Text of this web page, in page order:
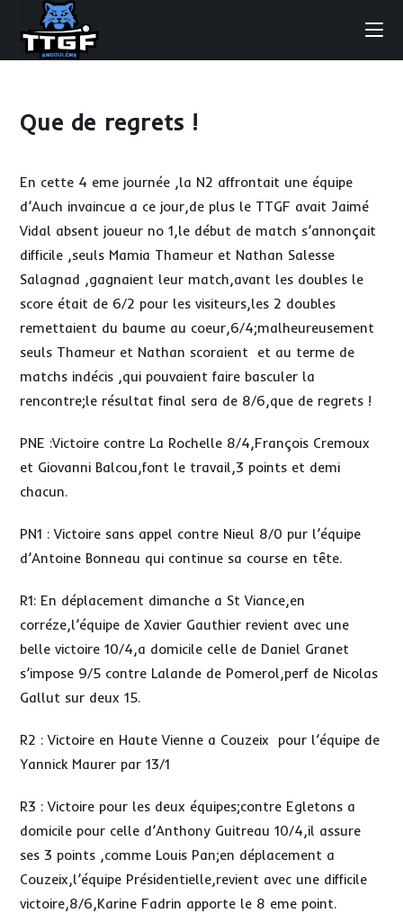
content
Que de regrets !
En cette 4 eme journée ,la N2 affrontait une équipe
d’Auch invaincue a ce jour,de plus le TTGF avait Jaimé
Vidal absent joueur no 1,le début de match s’annonçait
difficile ,seuls Mamia Thameur et Nathan Salesse
Salagnad ,gagnaient leur match,avant les doubles le
score était de 6/2 pour les visiteurs,les 2 doubles
remettaient du baume au coeur,6/4;malheureusement
seuls Thameur et Nathan scoraient et au terme de
matchs indécis ,qui pouvaient faire basculer la
rencontre;le résultat final sera de 8/6,que de regrets !
PNE :Victoire contre La Rochelle 8/4,François Cremoux
et Giovanni Balcou,font le travail,3 points et demi
chacun.
PN1 : Victoire sans appel contre Nieul 8/0 pur l’équipe
d’Antoine Bonneau qui continue sa course en tête.
R1: En déplacement dimanche a St Viance,en
corréze,l’équipe de Xavier Gauthier revient avec une
belle victoire 10/4,a domicile celle de Daniel Granet
s’impose 9/5 contre Lalande de Pomerol,perf de Nicolas
Gallut sur deux 15.
R2 : Victoire en Haute Vienne a Couzeix pour l’équipe de
Yannick Maurer par 13/1
R3 : Victoire pour les deux équipes;contre Egletons a
domicile pour celle d’Anthony Guitreau 10/4,il assure
ses 3 points ,comme Louis Pan;en déplacement a
Couzeix,l’équipe Présidentielle,revient avec une difficile
victoire,8/6,Karine Fadrin apporte le 8 eme point.